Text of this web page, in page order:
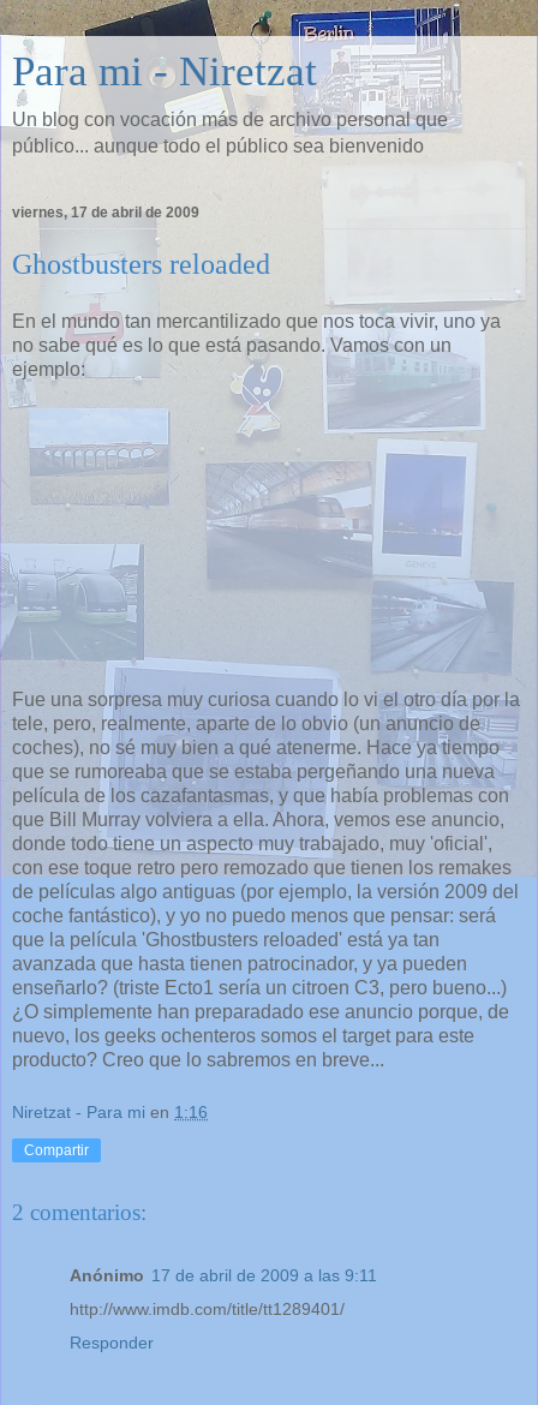
Para mi - Niretzat
Un blog con vocación más de archivo personal que
público... aunque todo el público sea bienvenido
viernes, 17 de abril de 2009
Ghostbusters reloaded
En el mundo tan mercantilizado que nos toca vivir, uno ya
no sabe qué es lo que está pasando. Vamos con un
ejemplo:
Fue una sorpresa muy curiosa cuando lo vi el otro día por la
tele, pero, realmente, aparte de lo obvio (un anuncio de
coches), no sé muy bien a qué atenerme. Hace ya tiempo
que se rumoreaba que se estaba pergeñando una nueva
película de los cazafantasmas, y que había problemas con
que Bill Murray volviera a ella. Ahora, vemos ese anuncio,
donde todo tiene un aspecto muy trabajado, muy 'oficial',
con ese toque retro pero remozado que tienen los remakes
de películas algo antiguas (por ejemplo, la versión 2009 del
coche fantástico), y yo no puedo menos que pensar: será
que la película 'Ghostbusters reloaded' está ya tan
avanzada que hasta tienen patrocinador, y ya pueden
enseñarlo? (triste Ecto1 sería un citroen C3, pero bueno...)
¿O simplemente han preparadado ese anuncio porque, de
nuevo, los geeks ochenteros somos el target para este
producto? Creo que lo sabremos en breve...
Niretzat - Para mi en 1:16
Compartir
2 comentarios:
Anónimo 17 de abril de 2009 a las 9:11
http://www.imdb.com/title/tt1289401/
Responder